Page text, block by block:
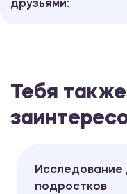
друзьями:
Тебя
Исследование
подростков